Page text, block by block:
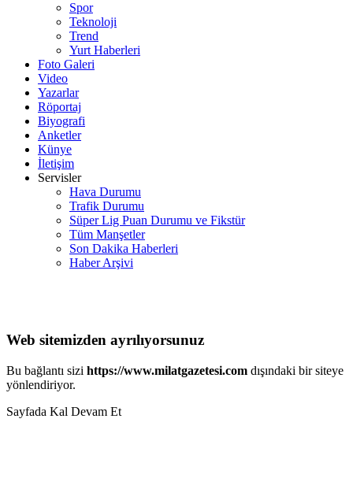
Spor
Teknoloji
Trend
Yurt Haberleri
Foto Galeri
Video
Yazarlar
Röportaj
Biyografi
Anketler
Künye
İletişim
Servisler
Hava Durumu
Trafik Durumu
Süper Lig Puan Durumu ve Fikstür
Tüm Manşetler
Son Dakika Haberleri
Haber Arşivi
Web sitemizden ayrılıyorsunuz
Bu bağlantı sizi https://www.milatgazetesi.com dışındaki bir siteye
yönlendiriyor.
Sayfada Kal Devam Et